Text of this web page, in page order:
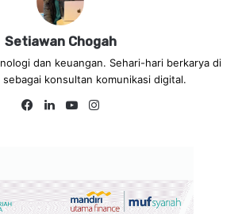
Setiawan Chogah
dan keuangan. Sehari-hari berkarya di
konsultan komunikasi digital.
Fa
Lin
Yo